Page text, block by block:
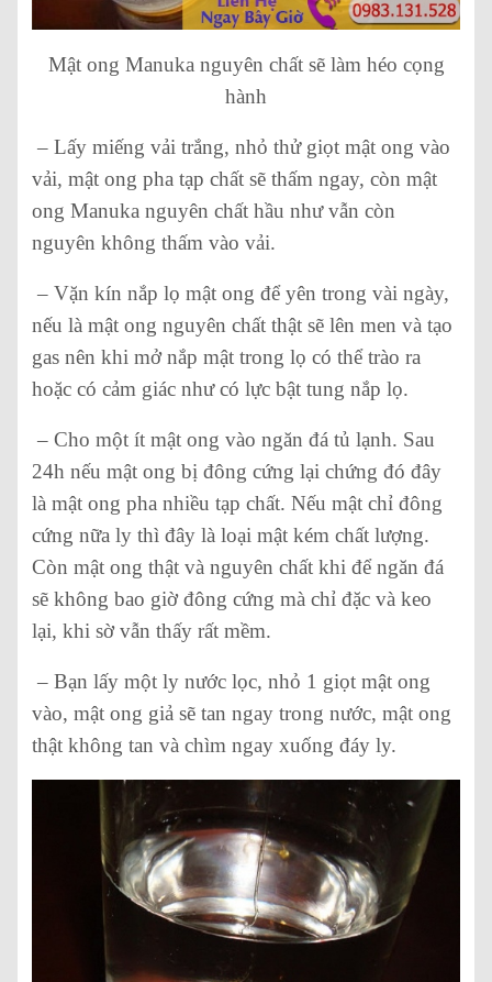
Mật ong Manuka nguyên chất sẽ làm héo cọng
hành
– Lấy miếng vải trắng, nhỏ thử giọt mật ong vào
vải, mật ong pha tạp chất sẽ thấm ngay, còn mật
ong Manuka nguyên chất hầu như vẫn còn
nguyên không thấm vào vải.
– Vặn kín nắp lọ mật ong để yên trong vài ngày,
nếu là mật ong nguyên chất thật sẽ lên men và tạo
gas nên khi mở nắp mật trong lọ có thể trào ra
hoặc có cảm giác như có lực bật tung nắp lọ.
– Cho một ít mật ong vào ngăn đá tủ lạnh. Sau
24h nếu mật ong bị đông cứng lại chứng đó đây
là mật ong pha nhiều tạp chất. Nếu mật chỉ đông
cứng nữa ly thì đây là loại mật kém chất lượng.
Còn mật ong thật và nguyên chất khi để ngăn đá
sẽ không bao giờ đông cứng mà chỉ đặc và keo
lại, khi sờ vẫn thấy rất mềm.
– Bạn lấy một ly nước lọc, nhỏ 1 giọt mật ong
vào, mật ong giả sẽ tan ngay trong nước, mật ong
thật không tan và chìm ngay xuống đáy ly.